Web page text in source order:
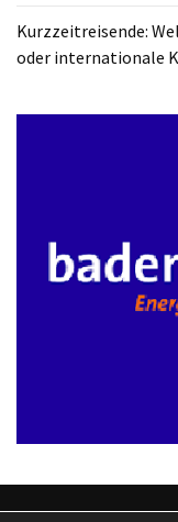
Kurzzeitreisende:
oder internationale